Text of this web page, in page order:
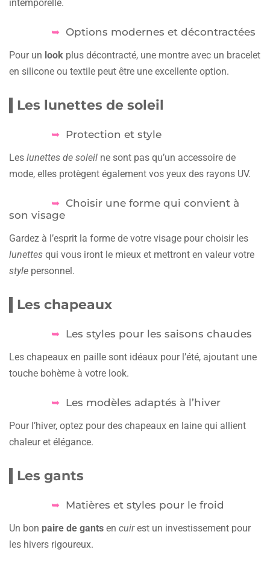
intemporelle.
Options modernes et décontractées
Pour un look plus décontracté, une montre avec un bracelet
en silicone ou textile peut être une excellente option.
Les lunettes de soleil
Protection et style
Les lunettes de soleil ne sont pas qu’un accessoire de
mode, elles protègent également vos yeux des rayons UV.
Choisir une forme qui convient à
son visage
Gardez à l’esprit la forme de votre visage pour choisir les
lunettes qui vous iront le mieux et mettront en valeur votre
style personnel.
Les chapeaux
Les styles pour les saisons chaudes
Les chapeaux en paille sont idéaux pour l’été, ajoutant une
touche bohème à votre look.
Les modèles adaptés à l’hiver
Pour l’hiver, optez pour des chapeaux en laine qui allient
chaleur et élégance.
Les gants
Matières et styles pour le froid
Un bon paire de gants en cuirest un investissement pour
les hivers rigoureux.